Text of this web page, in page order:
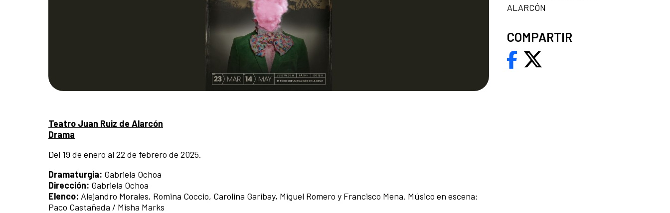
Teatro Juan Ruiz de Alarcón
Drama
Del 19 de enero al 22 de febrero de 2025.
Dramaturgia: Gabriela Ochoa
Dirección: Gabriela Ochoa
Elenco: Alejandro Morales, Romina Coccio, Carolina Garibay, Miguel Romero y Francisco Mena. Músico en escena:
Paco Castañeda / Misha Marks
ALARCÓN
COMPARTIR